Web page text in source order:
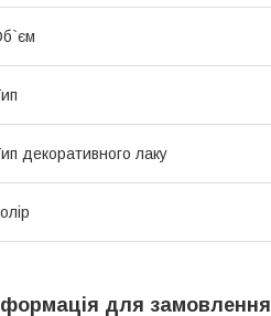
декоративного лаку
для замовлення